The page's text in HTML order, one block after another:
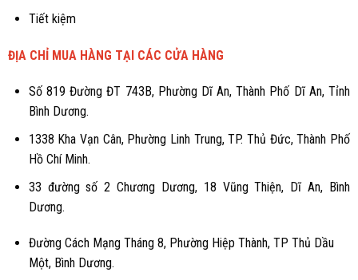
Tiết kiệm
ĐỊA CHỈ MUA HÀNG TẠI CÁC CỬA HÀNG
Số 819 Đường ĐT 743B, Phường Dĩ An, Thành Phố Dĩ An, Tỉnh
Bình Dương.
1338 Kha Vạn Cân, Phường Linh Trung, TP. Thủ Đức, Thành Phố
Hồ Chí Minh.
33 đường số 2 Chương Dương, 18 Vũng Thiện, Dĩ An, Bình
Dương.
Đường Cách Mạng Tháng 8, Phường Hiệp Thành, TP Thủ Dầu
Một, Bình Dương.